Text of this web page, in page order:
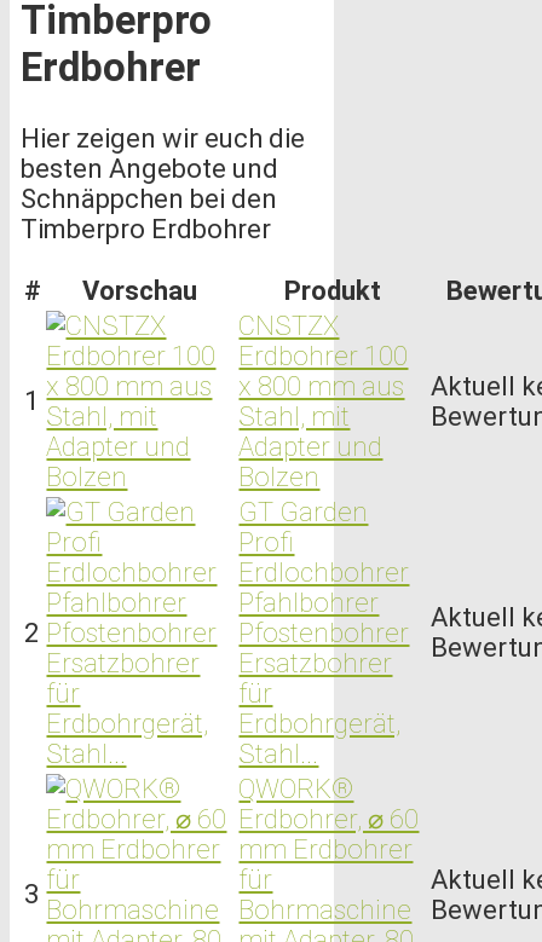
Timberpro
Erdbohrer
Hier zeigen wir euch die
besten Angebote und
Schnäppchen bei den
Timberpro Erdbohrer
# Vorschau Produkt
1
CNSTZX
Erdbohrer 100
x 800 mm aus
Stahl, mit
Adapter und
Bolzen
Aktuell
2
GT Garden
Profi
Erdlochbohrer
Pfahlbohrer
Pfostenbohrer
Ersatzbohrer
für
Erdbohrgerät,
Stahl...
Aktuell
3
QWORK®
Erdbohrer, ⌀ 60
mm Erdbohrer
für
Bohrmaschine
Aktuell